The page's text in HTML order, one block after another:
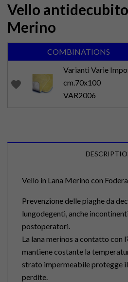
Vello
Merino
COMBINATIONS
favorite
Varianti Varie
cm.70x100
VAR2006
Vello in Lana Merino con
Prevenzione delle piaghe da
lungodegenti, anche
postoperatori.
La lana merinos a contatto con
mantiene costante la
strato impermeabile protegge
perdite.